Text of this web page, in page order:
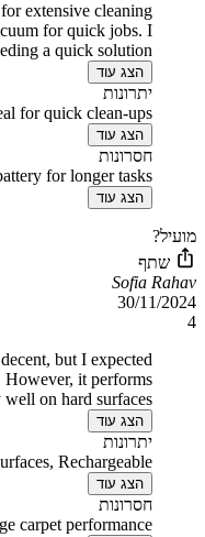
extensive cleaning
for quick jobs. I
a quick solution.
הצג עוד
יתרונות
for quick clean-ups
הצג עוד
חסרונות
for longer tasks
הצג עוד
מועיל?
שתף
Sofia Rahav
30/11/2024
4
but I expected
However, it performs
on hard surfaces.
הצג עוד
יתרונות
Rechargeable
הצג עוד
חסרונות
carpet performance